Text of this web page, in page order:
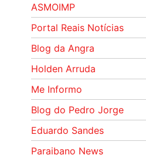
ASMOIMP
Portal Reais Notí­cias
Blog da Angra
Holden Arruda
Me Informo
Blog do Pedro Jorge
Eduardo Sandes
Paraibano News